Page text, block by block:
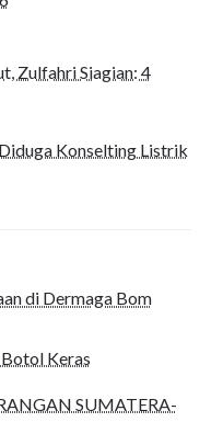
Zulfahri Siagian: 4
Konselting Listrik
di Dermaga Bom
Keras
SUMATERA-